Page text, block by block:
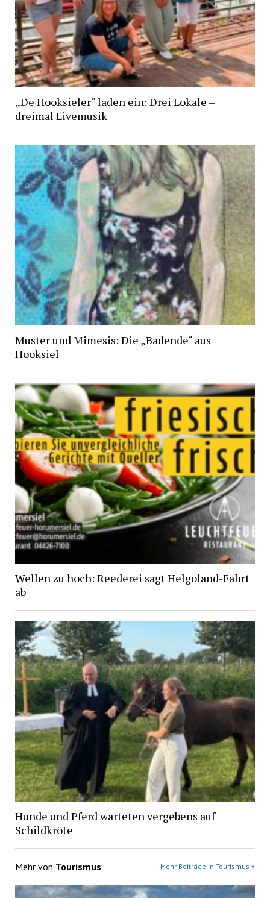
„De Hooksieler“ laden ein: Drei Lokale –
dreimal Livemusik
Muster und Mimesis: Die „Badende“ aus
Hooksiel
Wellen zu hoch: Reederei sagt Helgoland-Fahrt
ab
Hunde und Pferd warteten vergebens auf
Schildkröte
Mehr von Tourismus Mehr Beiträge in Tourismus »